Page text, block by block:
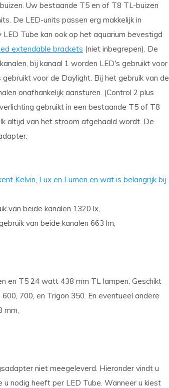
Uw bestaande T5 en of T8 TL-buizen
De LED-units passen erg makkelijk in
Tube kan ook op het aquarium bevestigd
extendable brackets (niet inbegrepen). De
bij kanaal 1 worden LED's gebruikt voor
voor de Daylight. Bij het gebruik van de
onafhankelijk aansturen. (Control 2 plus
gebruikt in een bestaande T5 of T8
altijd van het stroom afgehaald wordt. De
Kelvin, Lux en Lumen en wat is belangrijk bij
van beide kanalen 1320 lx,
van beide kanalen 663 lm,
en T5 24 watt 438 mm TL lampen. Geschikt
700, en Trigon 350. En eventueel andere
mm,
niet meegeleverd. Hieronder vindt u
nodig heeft per LED Tube. Wanneer u kiest